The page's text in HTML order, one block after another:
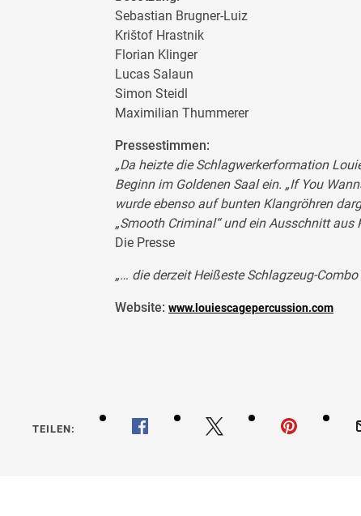
Sebastian Brugner-Luiz
Krištof Hrastnik
Florian Klinger
Lucas Salaun
Simon Steidl
Maximilian Thummerer
Pressestimmen:
„Da heizte die Schlagwerkerformation
Beginn im Goldenen Saal ein. „If You
wurde ebenso auf bunten Klangröhren
„Smooth Criminal“ und ein Ausschnitt aus
Die Presse
„… die derzeit Heißeste Schlagzeug-
Website: www.louiescagepercussion.com
TEILEN: